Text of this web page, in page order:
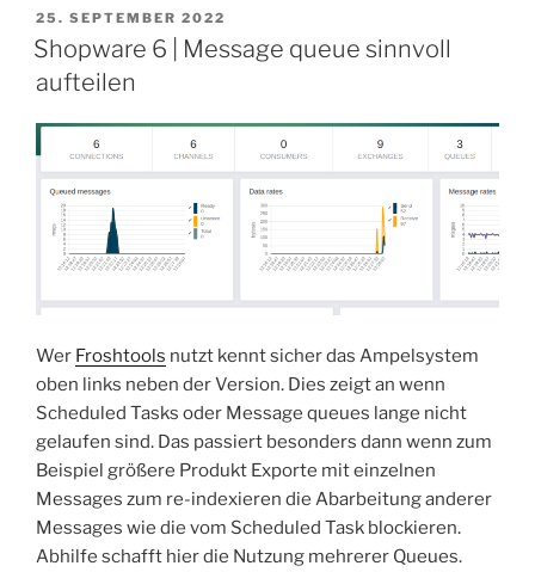
|
Hinzufügen
eines
Mysql
read-
only
nodes“
VERÖFFENTLICHT
AM
25. SEPTEMBER 2022
Shopware 6 | Message queue sinnvoll
aufteilen
Wer Froshtools nutzt kennt sicher das Ampelsystem
oben links neben der Version. Dies zeigt an wenn
Scheduled Tasks oder Message queues lange nicht
gelaufen sind. Das passiert besonders dann wenn zum
Beispiel größere Produkt Exporte mit einzelnen
Messages zum re-indexieren die Abarbeitung anderer
Messages wie die vom Scheduled Task blockieren.
Abhilfe schafft hier die Nutzung mehrerer Queues.